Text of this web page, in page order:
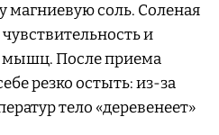
магниевую соль. Соленая
и
мышц. После приема
резко остыть: из-за
тело «деревенеет»